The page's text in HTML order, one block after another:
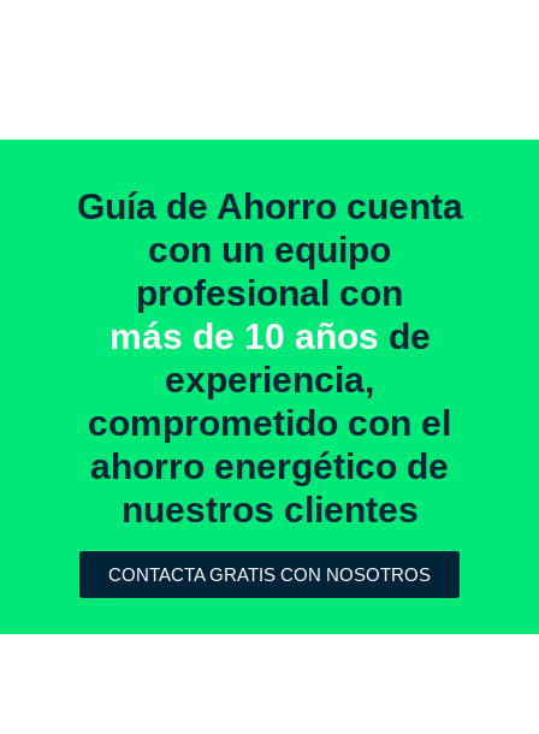
Guía de Ahorro cuenta
con un equipo
profesional con
más de 10 años de
experiencia,
comprometido con el
ahorro energético de
nuestros clientes
CONTACTA GRATIS CON NOSOTROS